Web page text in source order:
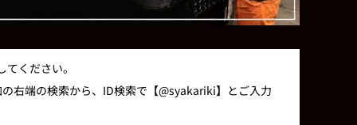
ください。
右端の検索から、ID検索で【@syakariki】とご入力